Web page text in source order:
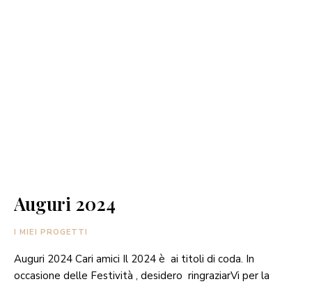
Auguri 2024
I MIEI PROGETTI
Auguri 2024 Cari amici Il 2024 è ai titoli di coda. In
occasione delle Festività , desidero ringraziarVi per la